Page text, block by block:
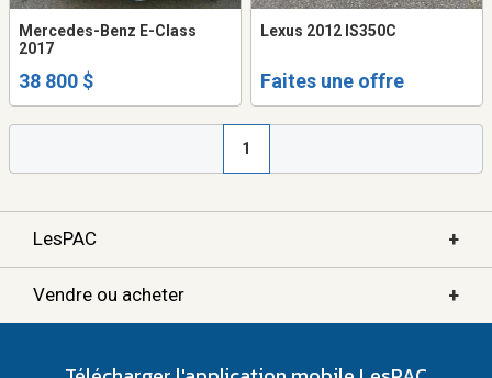
Mercedes-Benz E-Class
2017
38 800 $
Lexus 2012 IS350C
Faites une offre
1
LesPAC +
Vendre ou acheter +